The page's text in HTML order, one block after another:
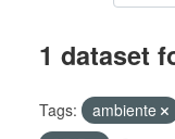
1 dataset
Tags: ambiente